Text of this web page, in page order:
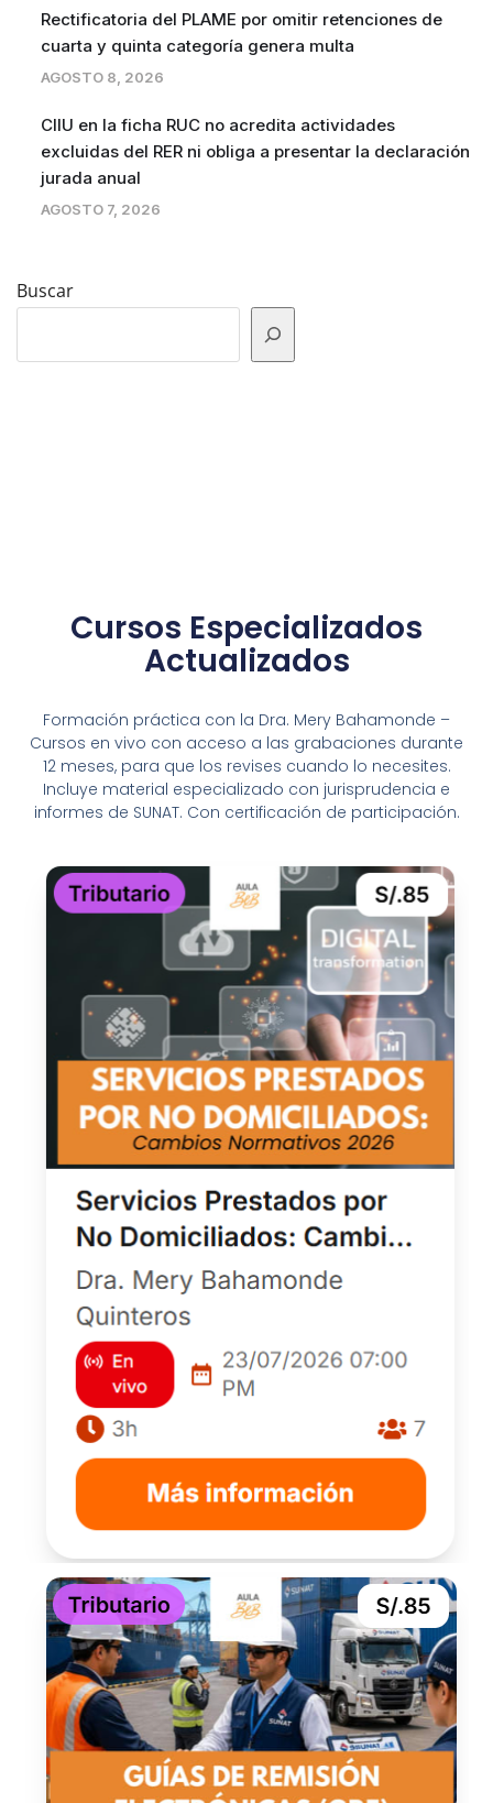
Rectificatoria del PLAME por omitir retenciones de
cuarta y quinta categoría genera multa
AGOSTO 8, 2026
CIIU en la ficha RUC no acredita actividades
excluidas del RER ni obliga a presentar la declaración
jurada anual
AGOSTO 7, 2026
Buscar
Cursos Especializados
Actualizados
Formación práctica con la Dra. Mery Bahamonde –
Cursos en vivo con acceso a las grabaciones durante
12 meses, para que los revises cuando lo necesites.
Incluye material especializado con jurisprudencia e
informes de SUNAT. Con certificación de participación.